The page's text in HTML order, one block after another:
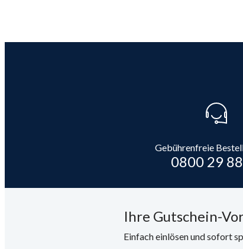
Gebührenfreie
0800 29
Ihre Gutschein-
Einfach einlösen und sofort